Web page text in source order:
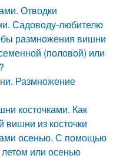
Отводки
Садоводу-любителю
размножения вишни
(половой) или
Размножение
косточками. Как
вишни из косточки
осенью. С помощью
или осенью